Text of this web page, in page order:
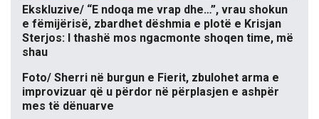
Ekskluzive/ “E ndoqa me vrap dhe…”, vrau shokun
e fëmijërisë, zbardhet dëshmia e plotë e Krisjan
Sterjos: I thashë mos ngacmonte shoqen time, më
shau
Foto/ Sherri në burgun e Fierit, zbulohet arma e
improvizuar që u përdor në përplasjen e ashpër
mes të dënuarve